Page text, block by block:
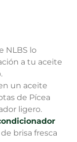
NLBS lo
a tu aceite
un aceite
de Pícea
ligero.
brisa fresca